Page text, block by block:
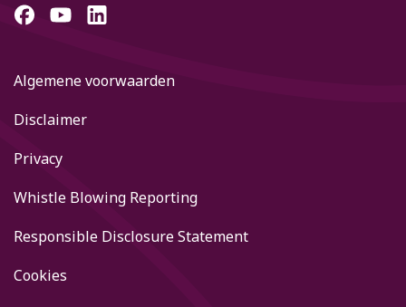
Algemene voorwaarden
Disclaimer
Privacy
Whistle Blowing Reporting
Responsible Disclosure Statement
Cookies